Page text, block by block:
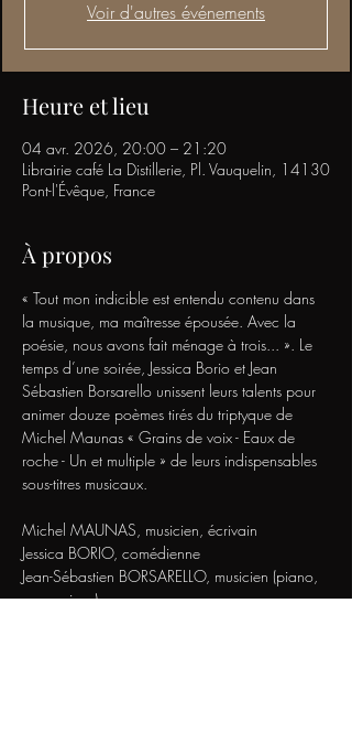
Voir d'autres événements
Heure et lieu
04 avr. 2026, 20:00 – 21:20
Librairie café La Distillerie, Pl. Vauquelin, 14130
Pont-l'Évêque, France
À propos
« Tout mon indicible est entendu contenu dans
la musique, ma maîtresse épousée. Avec la
poésie, nous avons fait ménage à trois... ». Le
temps d’une soirée, Jessica Borio et Jean
Sébastien Borsarello unissent leurs talents pour
animer douze poèmes tirés du triptyque de
Michel Maunas « Grains de voix - Eaux de
roche - Un et multiple » de leurs indispensables
sous-titres musicaux.
Michel MAUNAS, musicien, écrivain
Jessica BORIO, comédienne
Jean-Sébastien BORSARELLO, musicien (piano,
percussions)